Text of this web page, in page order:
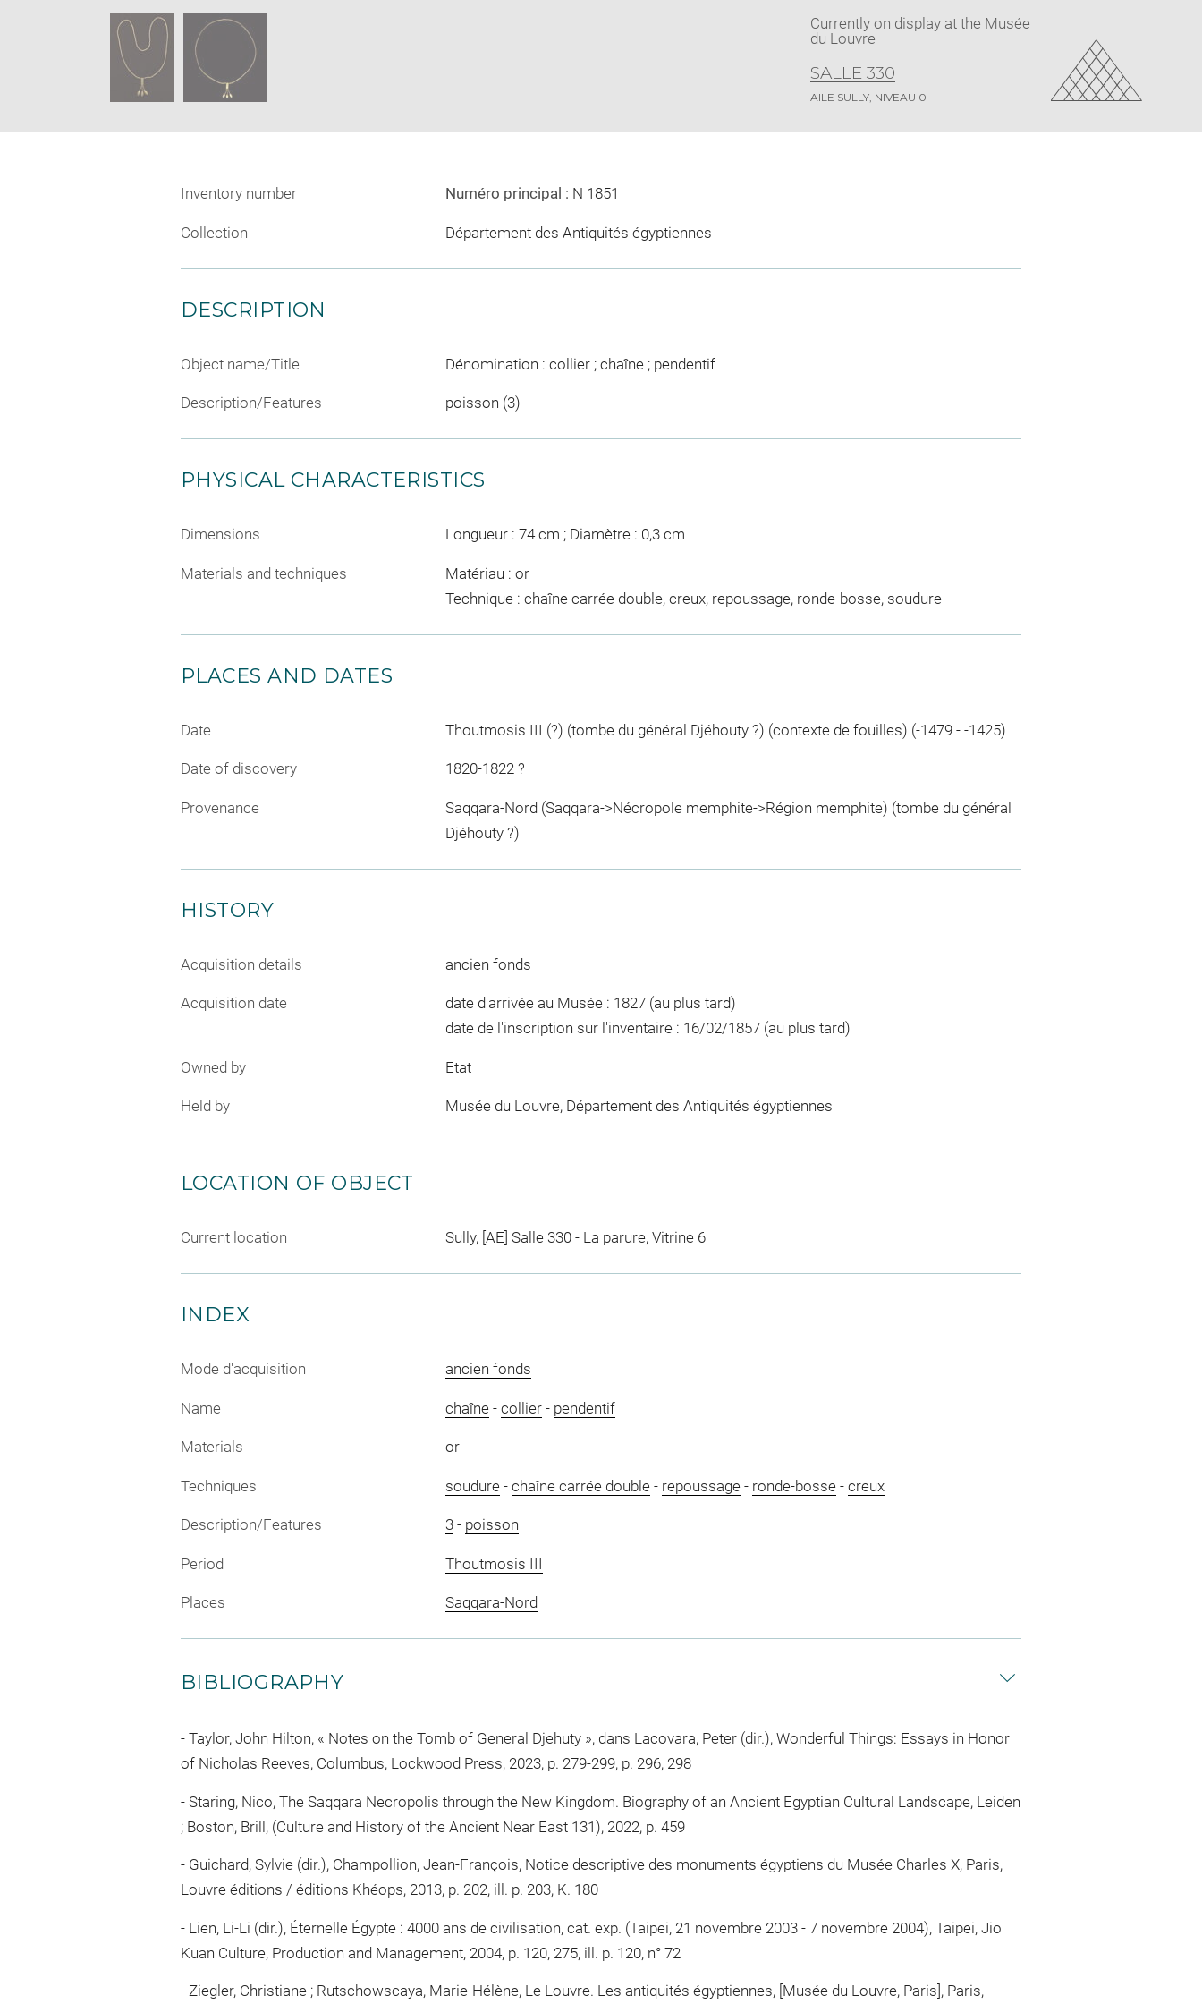
SKIP IMAGE CAROUSEL
Currently on display at the Musée
du Louvre
SALLE 330
AILE SULLY, NIVEAU 0
Inventory number Numéro principal : N 1851
Collection Département des Antiquités égyptiennes
DESCRIPTION
Object name/Title Dénomination : collier ; chaîne ; pendentif
Description/Features poisson (3)
PHYSICAL CHARACTERISTICS
Dimensions Longueur : 74 cm ; Diamètre : 0,3 cm
Materials and techniques
Matériau : or
Technique : chaîne carrée double, creux, repoussage, ronde-bosse, soudure
PLACES AND DATES
Date Thoutmosis III (?) (tombe du général Djéhouty ?) (contexte de fouilles) (-1479 - -1425)
Date of discovery 1820-1822 ?
Provenance
Saqqara-Nord (Saqqara->Nécropole memphite->Région memphite) (tombe du général
Djéhouty ?)
HISTORY
Acquisition details ancien fonds
Acquisition date
date d'arrivée au Musée : 1827 (au plus tard)
date de l'inscription sur l'inventaire : 16/02/1857 (au plus tard)
Owned by Etat
Held by Musée du Louvre, Département des Antiquités égyptiennes
LOCATION OF OBJECT
Current location Sully, [AE] Salle 330 - La parure, Vitrine 6
INDEX
Mode d'acquisition ancien fonds
Name chaîne- collier- pendentif
Materials or
Techniques soudure- chaîne carrée double- repoussage- ronde-bosse- creux
Description/Features 3- poisson
Period Thoutmosis III
Places Saqqara-Nord
BIBLIOGRAPHY
Taylor, John Hilton, « Notes on the Tomb of General Djehuty », dans Lacovara, Peter (dir.), Wonderful Things: Essays in Honor
of Nicholas Reeves, Columbus, Lockwood Press, 2023, p. 279-299, p. 296, 298
Staring, Nico, The Saqqara Necropolis through the New Kingdom. Biography of an Ancient Egyptian Cultural Landscape, Leiden
; Boston, Brill, (Culture and History of the Ancient Near East 131), 2022, p. 459
Guichard, Sylvie (dir.), Champollion, Jean-François, Notice descriptive des monuments égyptiens du Musée Charles X, Paris,
Louvre éditions / éditions Khéops, 2013, p. 202, ill. p. 203, K. 180
Lien, Li-Li (dir.), Éternelle Égypte : 4000 ans de civilisation, cat. exp. (Taipei, 21 novembre 2003 - 7 novembre 2004), Taipei, Jio
Kuan Culture, Production and Management, 2004, p. 120, 275, ill. p. 120, n° 72
Ziegler, Christiane ; Rutschowscaya, Marie-Hélène, Le Louvre. Les antiquités égyptiennes, [Musée du Louvre, Paris], Paris,